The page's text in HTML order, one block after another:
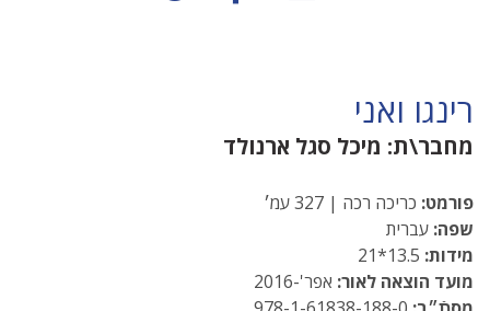
רינגו ואני
מחבר\ת: מיכל סגל ארנולד
פורמט: כריכה רכה | 327 עמ׳
שפה: עברית
מידות:
מועד הוצאה לאור: אפר'-2016